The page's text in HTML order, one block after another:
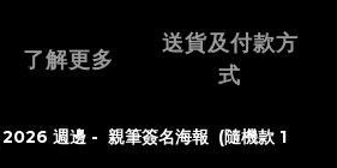
了解更多
送貨及付款方
式
2026 週邊 - 親筆簽名海報 (隨機款 1